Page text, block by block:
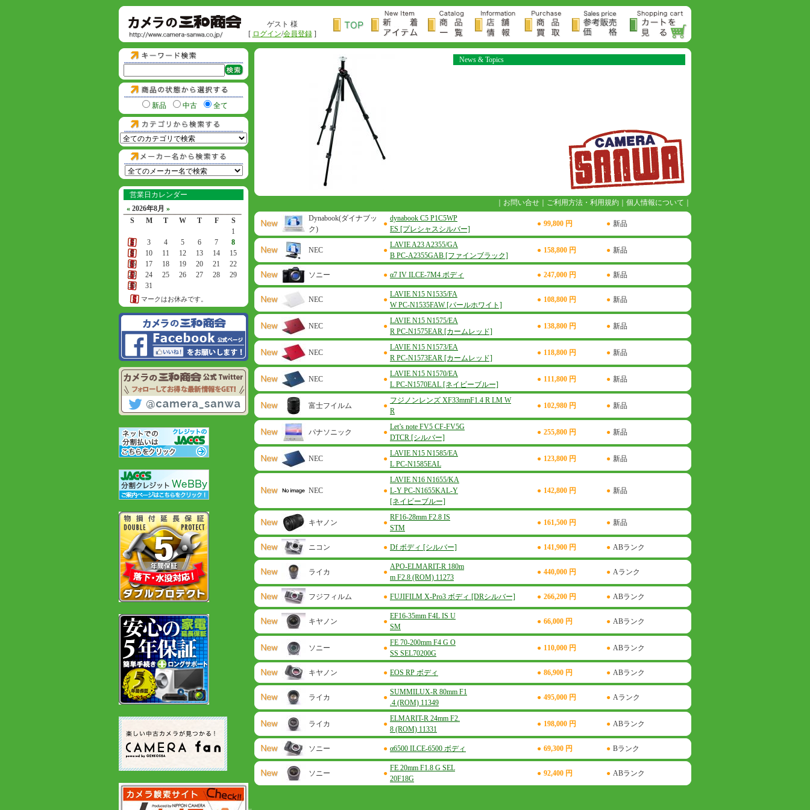
ゲスト 様
[ ログイン/会員登録]
新品 中古 全て
営業日カレンダー
« 2026年8月 »
S
M T W T F
S
1
2
3 4 5 6 7
8
9
10 11 12 13 14
15
16
17 18 19 20 21
22
23
24 25 26 27 28
29
30
31
マークはお休みです。
News & Topics
お問い合せ ご利用方法・利用規約 個人情報について
Dynabook(ダイナブッ
ク)
●
dynabook C5 P1C5WP
ES [プレシャスシルバー]
● 99,800 円 ● 新品
NEC ●
LAVIE A23 A2355/GA
B PC-A2355GAB [ファインブラック]
● 158,800 円 ● 新品
ソニー ● α7 IV ILCE-7M4 ボディ ● 247,000 円 ● 新品
NEC ●
LAVIE N15 N1535/FA
W PC-N1535FAW [パールホワイト]
● 108,800 円 ● 新品
NEC ●
LAVIE N15 N1575/EA
R PC-N1575EAR [カームレッド]
● 138,800 円 ● 新品
NEC ●
LAVIE N15 N1573/EA
R PC-N1573EAR [カームレッド]
● 118,800 円 ● 新品
NEC ●
LAVIE N15 N1570/EA
L PC-N1570EAL [ネイビーブルー]
● 111,800 円 ● 新品
富士フイルム ●
フジノンレンズ XF33mmF1.4 R LM W
R
● 102,980 円 ● 新品
パナソニック ●
Let’s note FV5 CF-FV5G
DTCR [シルバー]
● 255,800 円 ● 新品
NEC ●
LAVIE N15 N1585/EA
L PC-N1585EAL
● 123,800 円 ● 新品
NEC ●
LAVIE N16 N1655/KA
L-Y PC-N1655KAL-Y
[ネイビーブルー]
● 142,800 円 ● 新品
キヤノン ●
RF16-28mm F2.8 IS
STM
● 161,500 円 ● 新品
ニコン ● Df ボディ [シルバー] ● 141,900 円 ● ABランク
ライカ ●
APO-ELMARIT-R 180m
m F2.8 (ROM) 11273
● 440,000 円 ● Aランク
フジフィルム ● FUJIFILM X-Pro3 ボディ [DRシルバー] ● 266,200 円 ● ABランク
キヤノン ●
EF16-35mm F4L IS U
SM
● 66,000 円 ● ABランク
ソニー ●
FE 70-200mm F4 G O
SS SEL70200G
● 110,000 円 ● ABランク
キヤノン ● EOS RP ボディ ● 86,900 円 ● ABランク
ライカ ●
SUMMILUX-R 80mm F1
.4 (ROM) 11349
● 495,000 円 ● Aランク
ライカ ●
ELMARIT-R 24mm F2.
8 (ROM) 11331
● 198,000 円 ● ABランク
ソニー ● α6500 ILCE-6500 ボディ ● 69,300 円 ● Bランク
ソニー ●
FE 20mm F1.8 G SEL
20F18G
● 92,400 円 ● ABランク